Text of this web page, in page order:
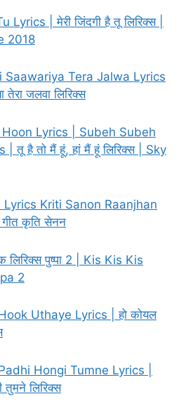
| मेरी जिंदगी है तू लिरिक्स |
2018
Saawariya Tera Jalwa Lyrics
तेरा जलवा लिरिक्स
Lyrics | Subeh Subeh
तू है तो मैं हूं, हां मैं हूं लिरिक्स | Sky
Kriti Sanon Raanjhan
गीत कृति सेनन
लिरिक्स पुष्पा 2 | Kis Kis Kis
2
Uthaye Lyrics | हो कोयल
Hongi Tumne Lyrics |
तुमने लिरिक्स